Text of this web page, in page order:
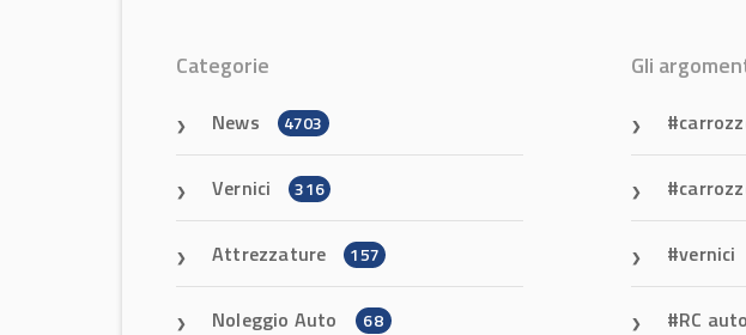
Categorie
News 4703
Vernici 316
Attrezzature 157
Noleggio Auto 68
Gli
vernici
RC auto